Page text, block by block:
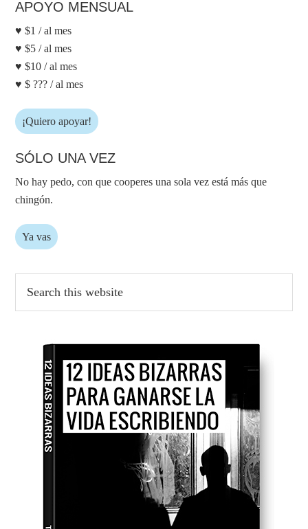
APOYO MENSUAL
♥ $1 / al mes
♥ $5 / al mes
♥ $10 / al mes
♥ $ ??? / al mes
¡Quiero apoyar!
SÓLO UNA VEZ
No hay pedo, con que cooperes una sola vez está más que
chingón.
Ya vas